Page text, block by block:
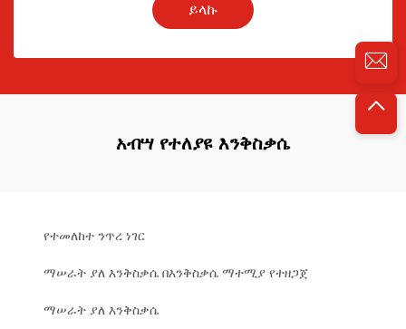
ይላኩ
አብሣ የተለያዩ እንቅስቃሴ
የተመለከተ ንጥረ ነገር
ማሠራት ያለ እንቅስቃሴ በእንቅስቃሴ ማተሚያ የተዘጋጀ
ማሠራት ያለ እንቅስቃሴ